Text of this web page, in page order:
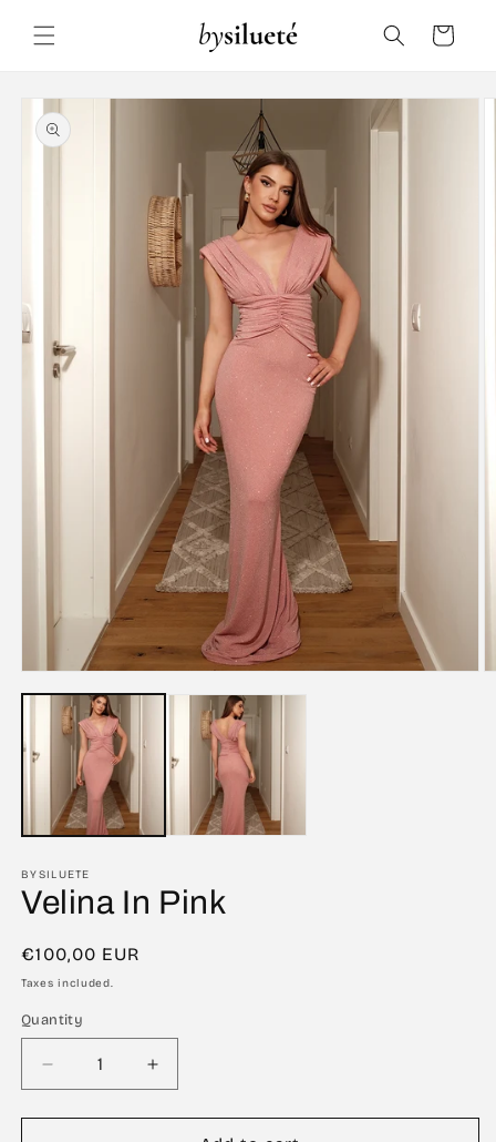
content
Cart
Skip to
product
information
media
modal
BYSILUETE
Velina In Pink
Regular
price
€100,00 EUR
Taxes included.
Quantity
Decrease
quantity
for
Increase
quantity
for